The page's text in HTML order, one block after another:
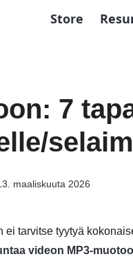
Store
7
maaliskuuta 2026
tarvitse tyytyä
videon MP3-